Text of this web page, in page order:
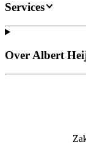
Services
Over Albert